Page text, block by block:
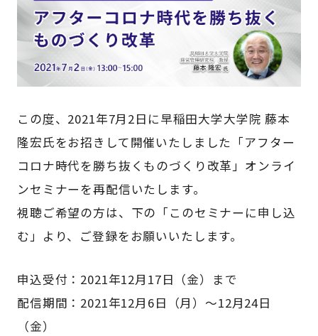
この度、2021年7月2日に早稲田大学大学院 藤本
隆宏氏をお招きして開催いたしました「アフター
コロナ時代を勝ち抜く​ものづくり改革」オンライ
ンセミナーを再配信いたします。
視聴ご希望の方は、下の「このセミナーに申し込
む」より、ご登録をお願いいたします。
申込受付：2021年12月17日（金）まで
配信期間：2021年12月6日（月）～12月24日
（金）